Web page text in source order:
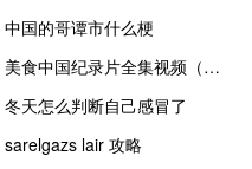
中国的哥谭市什么梗
美食中国纪录片全集视频（美食中国-中央电视台中文国际频道美食纪录片栏目简介）
冬天怎么判断自己感冒了
sarelgazs lair 攻略